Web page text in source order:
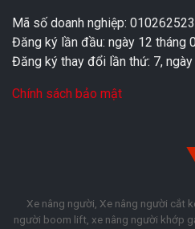
Mã số doanh nghiệp:
Đăng ký lần đầu: ngày 12 tháng
Đăng ký thay đổi lần thứ: 7,
Chính sách bảo mật
Xe nâng người, Xe nâng người cắt
người boom lift, xe nâng người khớp